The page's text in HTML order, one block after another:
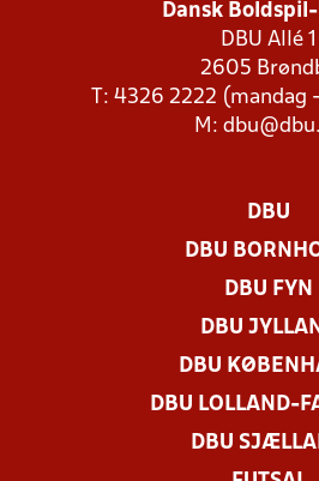
Dansk
DBU Allé 1
2605
T: 4326 2222 (mandag
M:
DBU
DBU
DBU FYN
DBU
DBU
DBU LOLLAND-
DBU